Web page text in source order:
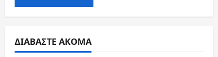
ΔΙΑΒΑΣΤΕ ΑΚΟΜΑ